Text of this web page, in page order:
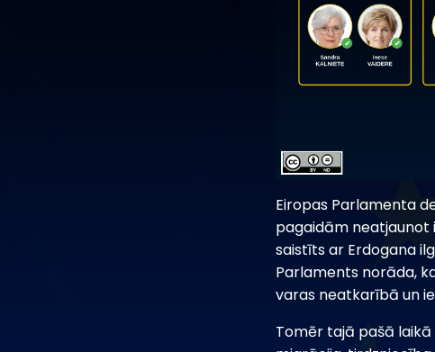
Eiropas Parlamenta
pagaidām neatjaunot
saistīts ar Erdogana
Parlaments norāda,
varas neatkarībā un
Tomēr tajā pašā